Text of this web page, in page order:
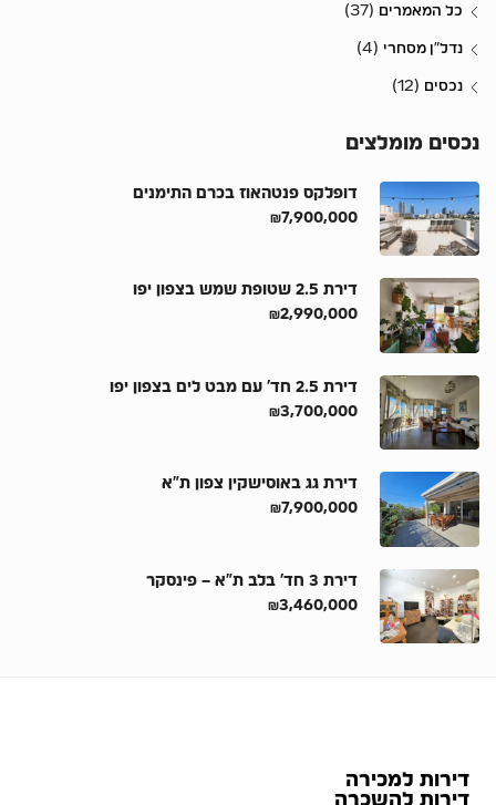
כל המאמרים (37)
נדל״ן מסחרי (4)
נכסים (12)
נכסים מומלצים
דופלקס פנטהאוז בכרם התימנים
₪7,900,000
דירת 2.5 שטופת שמש בצפון יפו
₪2,990,000
דירת 2.5 חד’ עם מבט לים בצפון יפו
₪3,700,000
דירת גג באוסישקין צפון ת”א
₪7,900,000
דירת 3 חד’ בלב ת”א – פינסקר
₪3,460,000
דירות למכירה